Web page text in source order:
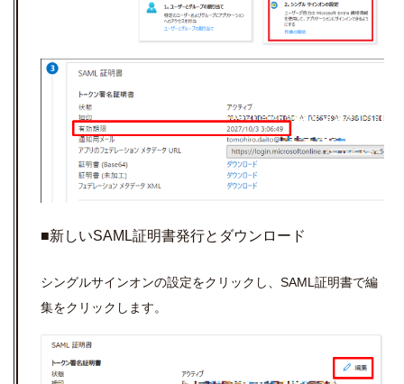
■新しいSAML証明書発行とダウンロード
シングルサインオンの設定をクリックし、SAML証明書で編
集をクリックします。